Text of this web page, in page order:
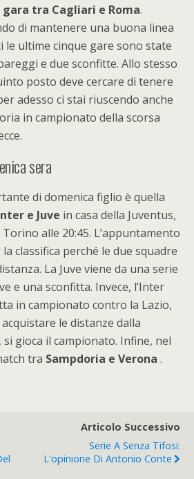
gara tra Cagliari e Roma.
di mantenere una buona linea
le ultime cinque gare sono state
e due sconfitte. Allo stesso
posto deve cercare di tenere
adesso ci stai riuscendo anche
in campionato della scorsa
sera
di domenica figlio è quella
e Juve in casa della Juventus,
Torino alle 20:45. L’appuntamento
classifica perché le due squadre
La Juve viene da una serie
e una sconfitta. Invece, l’Inter
in campionato contro la Lazio,
le distanze dalla
gioca il campionato. Infine, nel
tra Sampdoria e Verona .
Articolo Successivo
Serie A Senza Tifosi:
L'opinione Di Antonio Conte